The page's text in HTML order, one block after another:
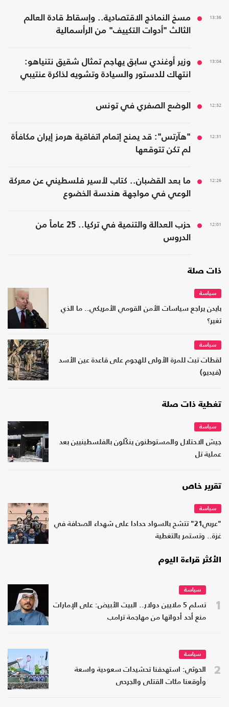
13:36
مسخ النماذج الاقتصادية.. وإسقاط قادة العالم
الثالث "أدوات التكييف" من الرأسمالية
13:04
وزير أوغندي سابق يهاجم تمثال شقيق نتنياهو:
انتهاك للدستور والسيادة وتشويه لذاكرة عنتيبي
12:32 الوضع الصفري في تونس
12:31
"هآرتس": قد يمنح إتمام اتفاقية هرمز إيران مكافأة
لم تكن تتوقعها
12:26
ما بعد القضبان.. كتاب لأسير فلسطيني عن معركة
الوعي في مواجهة هندسة الخضوع
12:01
حزب العدالة والتنمية في تركيا.. 25 عاماً من
الدروس
ذات صلة
سياسة
بايدن يراجع سياسات الأمن القومي الأمريكي.. ما الذي
تغير؟
سياسة
لقطات تبث للمرة الأولى للهجوم على قاعدة عين الأسد
(فيديو)
تغطية ذات صلة
سياسة
جيش الاحتلال والمستوطنون ينكّلون بالفلسطينيين بعد
عملية تل
تقرير خاص
سياسة
"عربي21" تتشح بالسواد حدادا على شهداء الصحافة في
غزة.. وتستمر بالتغطية
الأكثر قراءة اليوم
1
سياسة
تسلم 5 ملايين دولار.. البيت الأبيض: على الإمارات
منع أحد أدواتها من مهاجمة ترامب
2
سياسة
الحوثي: استهدفنا تحشيدات سعودية واسعة
وأوقعنا مئات القتلى والجرحى